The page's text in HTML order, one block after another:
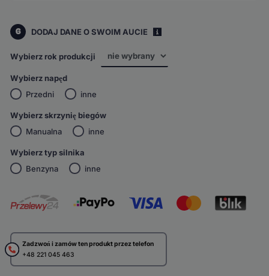
6 DODAJ DANE O SWOIM AUCIE
Wybierz rok produkcji
Wybierz napęd
Przedni
inne
Wybierz skrzynię biegów
Manualna
inne
Wybierz typ silnika
Benzyna
inne
Zadzwoń i zamów ten produkt przez telefon
+48 221 045 463